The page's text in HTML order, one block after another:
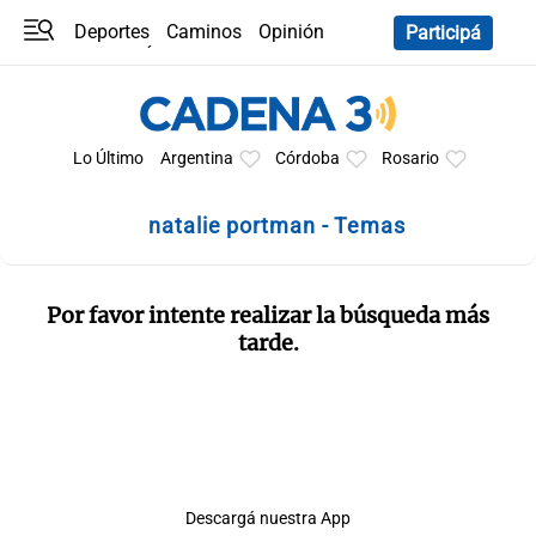
Deportes Caminos
Opinión
Participá
Lo Último Argentina Córdoba Rosario
natalie portman - Temas
Por favor intente realizar la búsqueda más
tarde.
Descargá nuestra App